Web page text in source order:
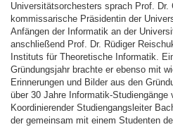
Universitätsorchesters sprach Prof. Dr.
kommissarische Präsidentin der
Anfängen der Informatik an der
anschließend Prof. Dr. Rüdiger
Instituts für Theoretische Informatik.
Gründungsjahr brachte er ebenso mit
Erinnerungen und Bilder aus den
über 30 Jahre Informatik-Studiengänge
Koordinierender Studiengangsleiter
der gemeinsam mit einem Studenten